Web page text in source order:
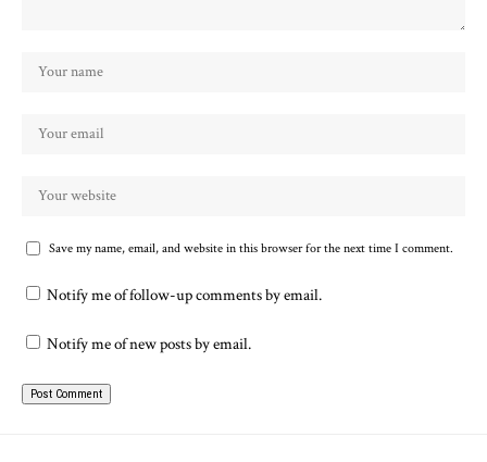
Save my name, email, and website in this browser for the next time I comment.
Notify me of follow-up comments by email.
Notify me of new posts by email.